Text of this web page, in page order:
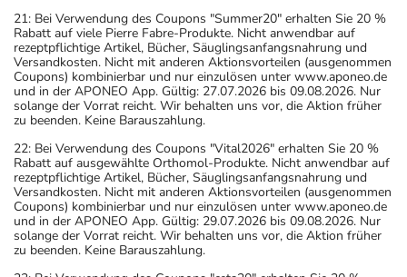
21: Bei Verwendung des Coupons "Summer20" erhalten Sie 20 %
Rabatt auf viele Pierre Fabre-Produkte. Nicht anwendbar auf
rezeptpflichtige Artikel, Bücher, Säuglingsanfangsnahrung und
Versandkosten. Nicht mit anderen Aktionsvorteilen (ausgenommen
Coupons) kombinierbar und nur einzulösen unter www.aponeo.de
und in der APONEO App. Gültig: 27.07.2026 bis 09.08.2026. Nur
solange der Vorrat reicht. Wir behalten uns vor, die Aktion früher
zu beenden. Keine Barauszahlung.
22: Bei Verwendung des Coupons "Vital2026" erhalten Sie 20 %
Rabatt auf ausgewählte Orthomol-Produkte. Nicht anwendbar auf
rezeptpflichtige Artikel, Bücher, Säuglingsanfangsnahrung und
Versandkosten. Nicht mit anderen Aktionsvorteilen (ausgenommen
Coupons) kombinierbar und nur einzulösen unter www.aponeo.de
und in der APONEO App. Gültig: 29.07.2026 bis 09.08.2026. Nur
solange der Vorrat reicht. Wir behalten uns vor, die Aktion früher
zu beenden. Keine Barauszahlung.